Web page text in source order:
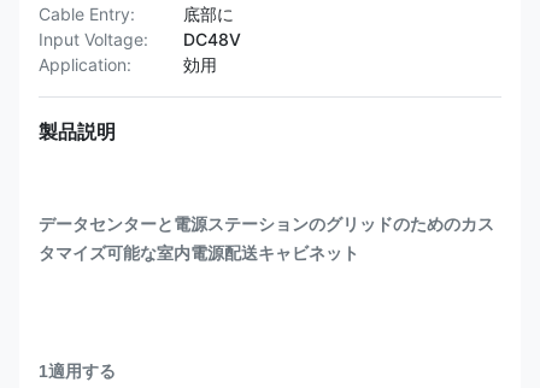
Cable Entry:
底部に
Input Voltage:
DC48V
Application:
効用
製品説明
データセンターと電源ステーションのグリッドのためのカス
タマイズ可能な室内電源配送キャビネット
1適用する